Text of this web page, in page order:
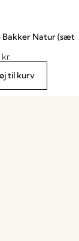
Bakker Natur (sæt
kr.
til kurv